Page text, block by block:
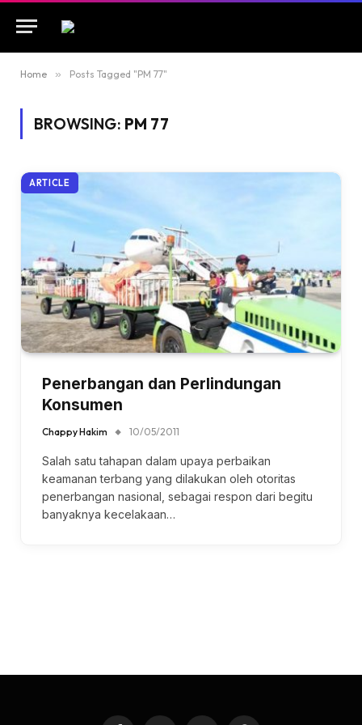
Home » Posts Tagged "PM 77"
BROWSING: PM 77
ARTICLE
Penerbangan dan Perlindungan
Konsumen
Chappy Hakim 10/05/2011
Salah satu tahapan dalam upaya perbaikan
keamanan terbang yang dilakukan oleh otoritas
penerbangan nasional, sebagai respon dari begitu
banyaknya kecelakaan…